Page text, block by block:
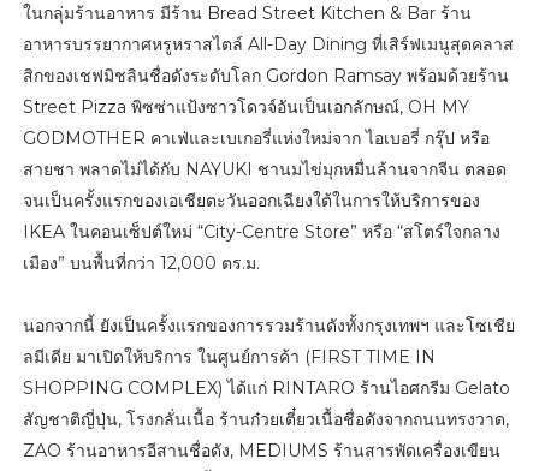
ในกลุ่มร้านอาหาร มีร้าน Bread Street Kitchen & Bar ร้าน
อาหารบรรยากาศหรูหราสไตล์ All-Day Dining ที่เสิร์ฟเมนูสุดคลาส
สิกของเชฟมิชลินชื่อดังระดับโลก Gordon Ramsay พร้อมด้วยร้าน
Street Pizza พิซซ่าแป้งซาวโดวจ์อันเป็นเอกลักษณ์, OH MY
GODMOTHER คาเฟ่และเบเกอรี่แห่งใหม่จาก ไอเบอรี่ กรุ๊ป หรือ
สายชา พลาดไม่ได้กับ NAYUKI ชานมไข่มุกหมื่นล้านจากจีน ตลอด
จนเป็นครั้งแรกของเอเชียตะวันออกเฉียงใต้ในการให้บริการของ
IKEA ในคอนเซ็ปต์ใหม่ “City-Centre Store” หรือ “สโตร์ใจกลาง
เมือง” บนพื้นที่กว่า 12,000 ตร.ม.
นอกจากนี้ ยังเป็นครั้งแรกของการรวมร้านดังทั้งกรุงเทพฯ และโซเชีย
ลมีเดีย มาเปิดให้บริการ ในศูนย์การค้า (FIRST TIME IN
SHOPPING COMPLEX) ได้แก่ RINTARO ร้านไอศกรีม Gelato
สัญชาติญี่ปุ่น, โรงกลั่นเนื้อ ร้านก๋วยเตี๋ยวเนื้อชื่อดังจากถนนทรงวาด,
ZAO ร้านอาหารอีสานชื่อดัง, MEDIUMS ร้านสารพัดเครื่องเขียน